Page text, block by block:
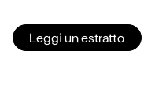
Leggi un estratto